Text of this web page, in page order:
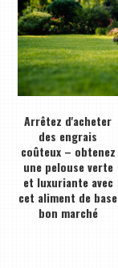
Arrêtez d'acheter
des engrais
coûteux – obtenez
une pelouse verte
et luxuriante avec
cet aliment de base
bon marché